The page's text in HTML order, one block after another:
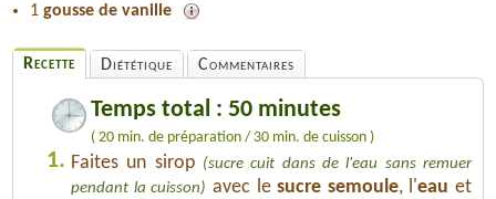
1 gousse de vanille
Recette Diététique Commentaires
Temps total : 50 minutes
( 20 min. de préparation / 30 min. de cuisson )
1. Faites un sirop (sucre cuit dans de l'eau sans remuer
pendant la cuisson) avec lesucre semoule, l'eau et